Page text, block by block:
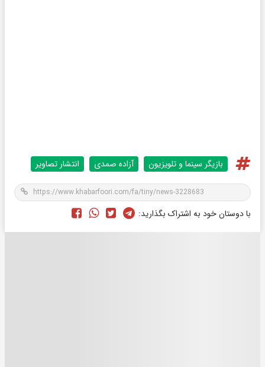
بازیگر سینما و تلویزیون آزاده صمدی انتشار تصاویر
با دوستان خود به اشتراک بگذارید: